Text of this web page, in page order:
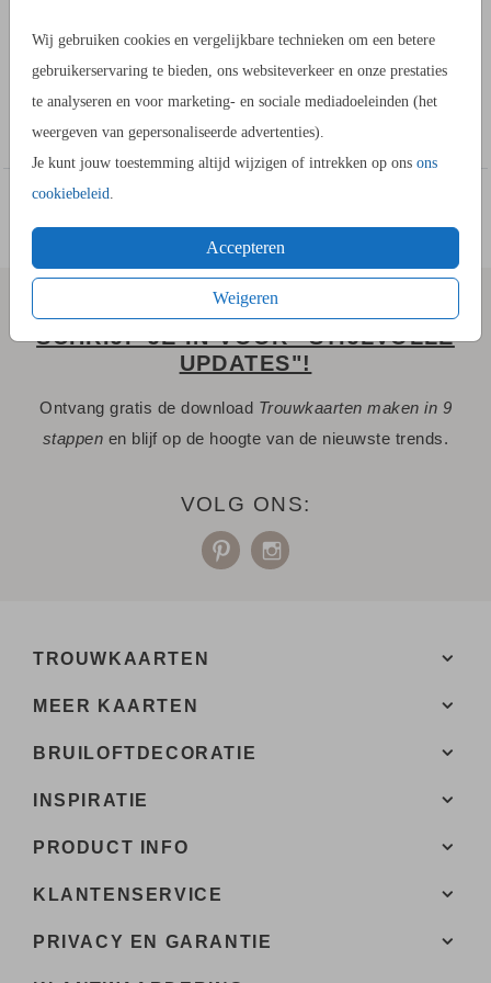
Wij gebruiken cookies en vergelijkbare technieken om een betere
gebruikerservaring te bieden, ons websiteverkeer en onze prestaties
te analyseren en voor marketing- en sociale mediadoeleinden (het
weergeven van gepersonaliseerde advertenties).
Je kunt jouw toestemming altijd wijzigen of intrekken op ons ons
cookiebeleid.
Accepteren
Weigeren
trend inlay zelf in de envelop. Dit is een inlay envelop met
stilleven van bloemen.
Zo werkt het:
1. Schuif de inlay in de envelop en duw deze goed tot aan de
bodem van de envelop
2. Vouw de envelop dicht, zo krijgt de inlay ook een vouwlijn.
3. Vouw de envelop weer open. Smeer wat lijm (geen
vloeibare lijm, gebruik een lijmstick!) op de achterkant van de
inlay aan de randen. Plak vervolgens de inlay in de envelop.
Toon meer
SCHRIJF JE IN VOOR "STIJLVOLLE
UPDATES"!
Ontvang gratis de download Trouwkaarten maken in 9
stappen en blijf op de hoogte van de nieuwste trends.
VOLG ONS:
TROUWKAARTEN
MEER KAARTEN
BRUILOFTDECORATIE
INSPIRATIE
PRODUCT INFO
KLANTENSERVICE
PRIVACY EN GARANTIE